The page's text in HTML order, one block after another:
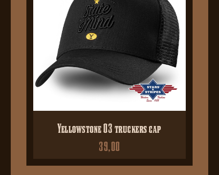
Yellowstone 03 truckers cap
39,00